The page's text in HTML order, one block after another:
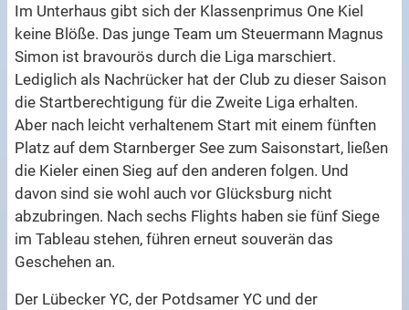
Im Unterhaus gibt sich der Klassenprimus One Kiel
keine Blöße. Das junge Team um Steuermann Magnus
Simon ist bravourös durch die Liga marschiert.
Lediglich als Nachrücker hat der Club zu dieser Saison
die Startberechtigung für die Zweite Liga erhalten.
Aber nach leicht verhaltenem Start mit einem fünften
Platz auf dem Starnberger See zum Saisonstart, ließen
die Kieler einen Sieg auf den anderen folgen. Und
davon sind sie wohl auch vor Glücksburg nicht
abzubringen. Nach sechs Flights haben sie fünf Siege
im Tableau stehen, führen erneut souverän das
Geschehen an.
Der Lübecker YC, der Potdsamer YC und der